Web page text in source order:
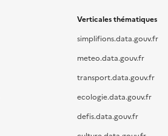
Verticales thématiques
simplifions.data.gouv.fr
meteo.data.gouv.fr
transport.data.gouv.fr
ecologie.data.gouv.fr
defis.data.gouv.fr